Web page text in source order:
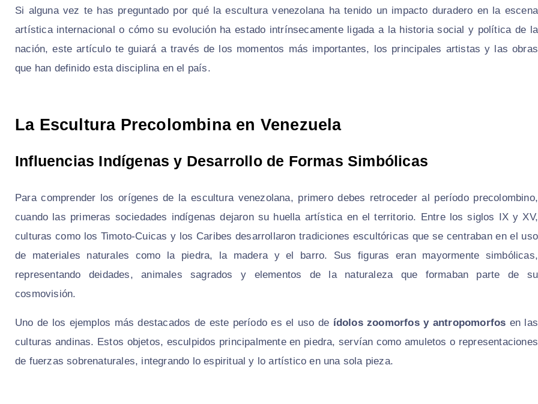
Si alguna vez te has preguntado por qué la escultura venezolana ha tenido un impacto duradero en la escena
artística internacional o cómo su evolución ha estado intrínsecamente ligada a la historia social y política de la
nación, este artículo te guiará a través de los momentos más importantes, los principales artistas y las obras
que han definido esta disciplina en el país.
La Escultura Precolombina en Venezuela
Influencias Indígenas y Desarrollo de Formas Simbólicas
Para comprender los orígenes de la escultura venezolana, primero debes retroceder al período precolombino,
cuando las primeras sociedades indígenas dejaron su huella artística en el territorio. Entre los siglos IX y XV,
culturas como los Timoto-Cuicas y los Caribes desarrollaron tradiciones escultóricas que se centraban en el uso
de materiales naturales como la piedra, la madera y el barro. Sus figuras eran mayormente simbólicas,
representando deidades, animales sagrados y elementos de la naturaleza que formaban parte de su
cosmovisión.
Uno de los ejemplos más destacados de este período es el uso de ídolos zoomorfos y antropomorfos en las
culturas andinas. Estos objetos, esculpidos principalmente en piedra, servían como amuletos o representaciones
de fuerzas sobrenaturales, integrando lo espiritual y lo artístico en una sola pieza.